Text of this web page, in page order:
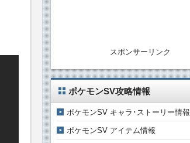
スポンサーリンク
ポケモンSV攻略情報
ポケモンSV キャラ･ストーリー情報
ポケモンSV アイテム情報